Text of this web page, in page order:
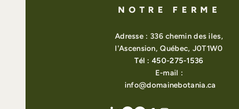
NOTRE FERME
Adresse : 336 chemin des iles,
l'Ascension, Québec, J0T1W0
Tél : 450-275-1536
E-mail :
info@domainebotania.ca